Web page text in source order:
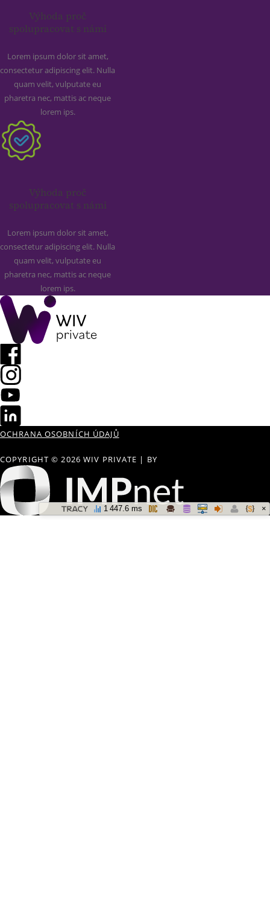
Výhoda proč
spolupracovat s námi
Lorem ipsum dolor sit amet,
consectetur adipiscing elit. Nulla
quam velit, vulputate eu
pharetra nec, mattis ac neque
lorem ips.
Výhoda proč
spolupracovat s námi
Lorem ipsum dolor sit amet,
consectetur adipiscing elit. Nulla
quam velit, vulputate eu
pharetra nec, mattis ac neque
lorem ips.
OCHRANA OSOBNÍCH ÚDAJŮ
COPYRIGHT © 2026 WIV PRIVATE | BY
1 447.6 ms ×